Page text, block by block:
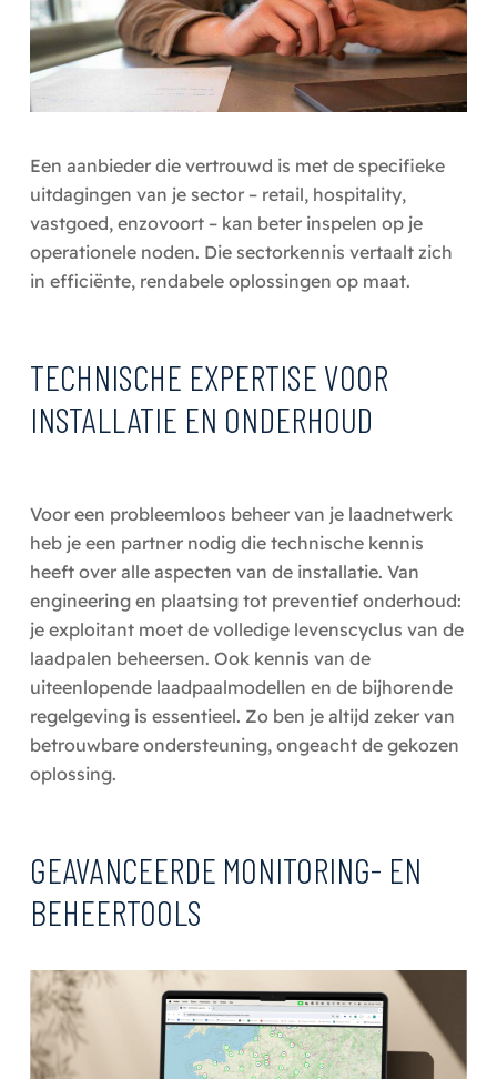
Een aanbieder die vertrouwd is met de specifieke
uitdagingen van je sector – retail, hospitality,
vastgoed, enzovoort – kan beter inspelen op je
operationele noden. Die sectorkennis vertaalt zich
in efficiënte, rendabele oplossingen op maat.
TECHNISCHE EXPERTISE VOOR
INSTALLATIE EN ONDERHOUD
Voor een probleemloos beheer van je laadnetwerk
heb je een partner nodig die technische kennis
heeft over alle aspecten van de installatie. Van
engineering en plaatsing tot preventief onderhoud:
je exploitant moet de volledige levenscyclus van de
laadpalen beheersen. Ook kennis van de
uiteenlopende laadpaalmodellen en de bijhorende
regelgeving is essentieel. Zo ben je altijd zeker van
betrouwbare ondersteuning, ongeacht de gekozen
oplossing.
GEAVANCEERDE MONITORING- EN
BEHEERTOOLS